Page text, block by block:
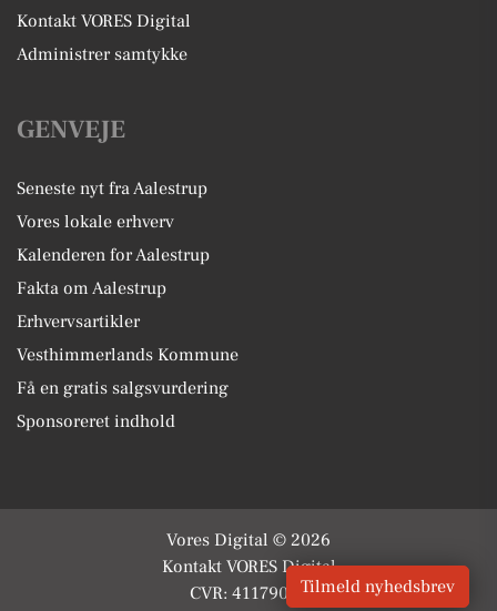
Kontakt VORES Digital
Administrer samtykke
GENVEJE
Seneste nyt fra Aalestrup
Vores lokale erhverv
Kalenderen for Aalestrup
Fakta om Aalestrup
Erhvervsartikler
Vesthimmerlands Kommune
Få en gratis salgsvurdering
Sponsoreret indhold
Vores Digital © 2026
Kontakt VORES Digital
CVR: 41179082Tilmeld nyhedsbrev